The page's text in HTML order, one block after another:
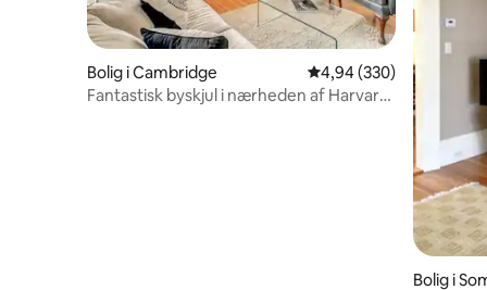
Bolig i Cambridge 4,94 ud af 5 i
4,94 (330)
Fantastisk byskjul i nærheden af Harvard
Bolig i